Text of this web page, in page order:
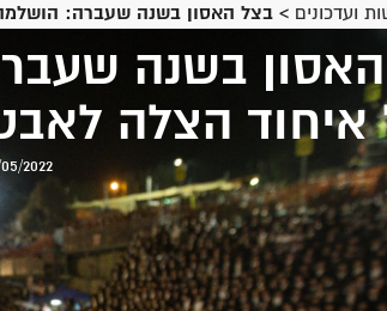
ועדכונים > בצל האסון בשנה שעברה:
בשנה
הצלה
2022